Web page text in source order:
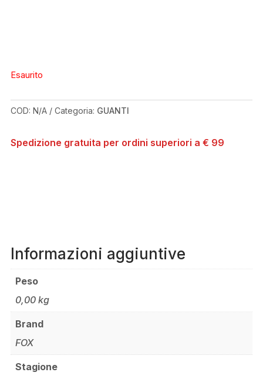
Esaurito
COD: N/A Categoria: GUANTI
Spedizione gratuita per ordini superiori a € 99
Informazioni aggiuntive
Peso
0,00 kg
Brand
FOX
Stagione